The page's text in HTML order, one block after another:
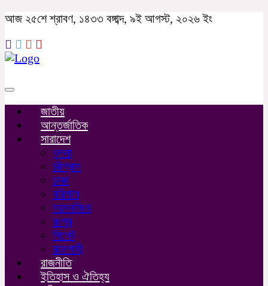
আজ ২৫শে শ্রাবণ, ১৪৩৩ বঙ্গাব্দ, ৯ই আগস্ট, ২০২৬ ইং
Toggle
navigation
জাতীয়
আন্তর্জাতিক
সারাদেশ
খুলনা
চট্টগ্রাম
ঢাকা
বরিশাল
ময়মনসিংহ
রংপুর
সিলেট
রাজশাহী
রাজনীতি
ইতিহাস ও ঐতিহ্য